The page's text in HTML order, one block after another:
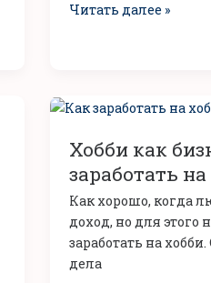
Читать далее »
Хобби как
заработать
Как хорошо, когда
доход, но для этого
заработать на
дела
Хобби
бизнес.
5
идей
как
заработать
на
хобби